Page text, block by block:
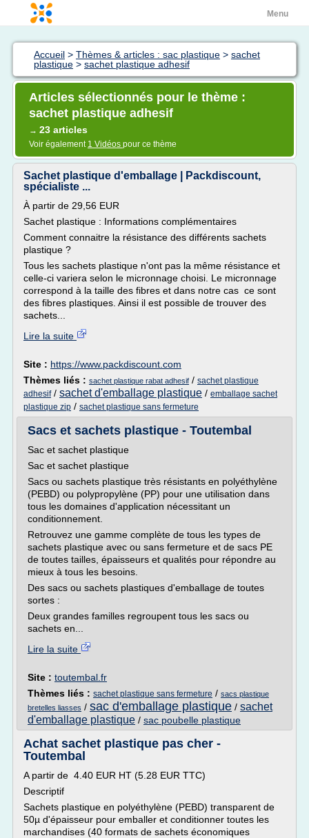
Menu
Accueil > Thèmes & articles : sac plastique > sachet
plastique > sachet plastique adhesif
Articles sélectionnés pour le thème :
sachet plastique adhesif
→ 23 articles
Voir également 1 Vidéos pour ce thème
Sachet plastique d'emballage | Packdiscount,
spécialiste ...
À partir de 29,56 EUR
Sachet plastique : Informations complémentaires
Comment connaitre la résistance des différents sachets
plastique ?
Tous les sachets plastique n'ont pas la même résistance et
celle-ci variera selon le micronnage choisi. Le micronnage
correspond à la taille des fibres et dans notre cas ce sont
des fibres plastiques. Ainsi il est possible de trouver des
sachets...
Lire la suite
Site : https://www.packdiscount.com
Thèmes liés : sachet plastique rabat adhesif / sachet plastique
adhesif/ sachet d'emballage plastique / emballage sachet
plastique zip / sachet plastique sans fermeture
Sacs et sachets plastique - Toutembal
Sac et sachet plastique
Sac et sachet plastique
Sacs ou sachets plastique très résistants en polyéthylène
(PEBD) ou polypropylène (PP) pour une utilisation dans
tous les domaines d'application nécessitant un
conditionnement.
Retrouvez une gamme complète de tous les types de
sachets plastique avec ou sans fermeture et de sacs PE
de toutes tailles, épaisseurs et qualités pour répondre au
mieux à tous les besoins.
Des sacs ou sachets plastiques d'emballage de toutes
sortes :
Deux grandes familles regroupent tous les sacs ou
sachets en...
Lire la suite
Site : toutembal.fr
Thèmes liés : sachet plastique sans fermeture / sacs plastique
bretelles liasses / sac d'emballage plastique / sachet
d'emballage plastique / sac poubelle plastique
Achat sachet plastique pas cher -
Toutembal
A partir de 4.40 EUR HT (5.28 EUR TTC)
Descriptif
Sachets plastique en polyéthylène (PEBD) transparent de
50µ d'épaisseur pour emballer et conditionner toutes les
marchandises (40 formats de sachets économiques